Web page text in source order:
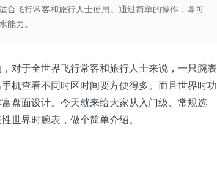
合飞行常客和旅行人士使用。通过简单的操作，即可
能力。
对于全世界飞行常客和旅行人士来说，一只腕表
机查看不同时区时间要方便得多。而且世界时功
盘面设计。今天就来给大家从入门级、常规选
世界时腕表，做个简单介绍。